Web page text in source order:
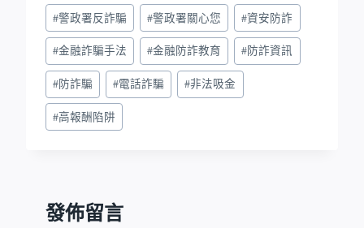
#警政署反詐騙 #警政署關心您 #資安防詐
#金融詐騙手法 #金融防詐教育 #防詐資訊
#防詐騙 #電話詐騙 #非法吸金
#高報酬陷阱
發佈留言